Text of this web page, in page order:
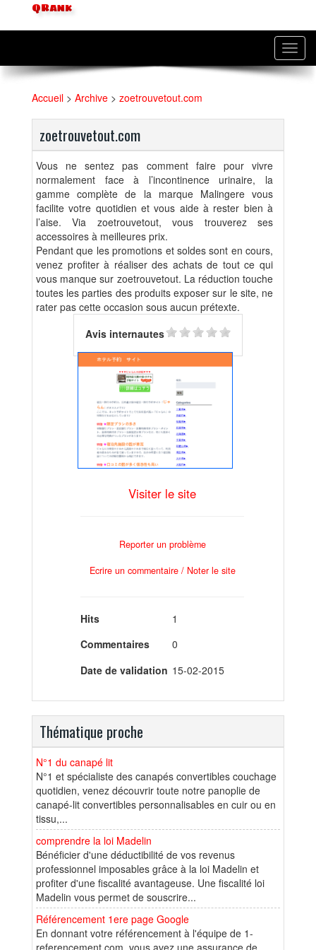
QRank
Accueil > Archive > zoetrouvetout.com
zoetrouvetout.com
Vous ne sentez pas comment faire pour vivre
normalement face à l’incontinence urinaire, la
gamme complète de la marque Malingere vous
facilite votre quotidien et vous aide à rester bien à
l’aise. Via zoetrouvetout, vous trouverez ses
accessoires à meilleures prix.
Pendant que les promotions et soldes sont en cours,
venez profiter à réaliser des achats de tout ce qui
vous manque sur zoetrouvetout. La réduction touche
toutes les parties des produits exposer sur le site, ne
rater pas cette occasion sous aucun prétexte.
Avis internautes
Visiter le site
Reporter un problème
Ecrire un commentaire / Noter le site
Hits
1
Commentaires
0
Date de validation 15-02-2015
Thématique proche
N°1 du canapé lit
N°1 et spécialiste des canapés convertibles couchage
quotidien, venez découvrir toute notre panoplie de
canapé-lit convertibles personnalisables en cuir ou en
tissu,...
comprendre la loi Madelin
Bénéficier d'une déductibilité de vos revenus
professionnel imposables grâce à la loi Madelin et
profiter d'une fiscalité avantageuse. Une fiscalité loi
Madelin vous permet de souscrire...
Référencement 1ere page Google
En donnant votre référencement à l'équipe de 1-
referencement.com, vous avez une assurance de